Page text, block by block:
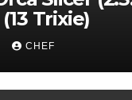
Trixie)
CHEF